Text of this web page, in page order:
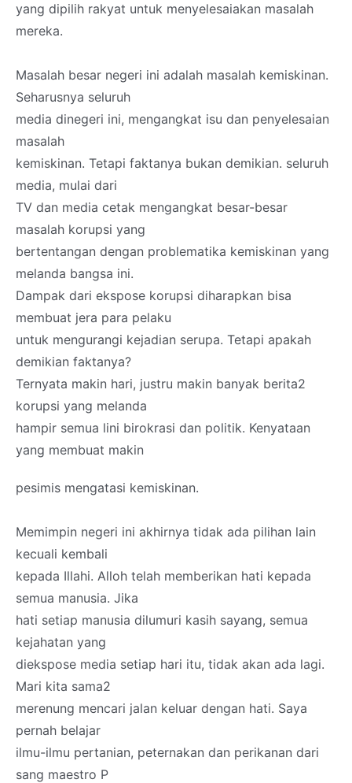
yang dipilih rakyat untuk menyelesaiakan masalah
mereka.
Masalah besar negeri ini adalah masalah kemiskinan.
Seharusnya seluruh
media dinegeri ini, mengangkat isu dan penyelesaian
masalah
kemiskinan. Tetapi faktanya bukan demikian. seluruh
media, mulai dari
TV dan media cetak mengangkat besar-besar
masalah korupsi yang
bertentangan dengan problematika kemiskinan yang
melanda bangsa ini.
Dampak dari ekspose korupsi diharapkan bisa
membuat jera para pelaku
untuk mengurangi kejadian serupa. Tetapi apakah
demikian faktanya?
Ternyata makin hari, justru makin banyak berita2
korupsi yang melanda
hampir semua lini birokrasi dan politik. Kenyataan
yang membuat makin
pesimis mengatasi kemiskinan.
Memimpin negeri ini akhirnya tidak ada pilihan lain
kecuali kembali
kepada Illahi. Alloh telah memberikan hati kepada
semua manusia. Jika
hati setiap manusia dilumuri kasih sayang, semua
kejahatan yang
diekspose media setiap hari itu, tidak akan ada lagi.
Mari kita sama2
merenung mencari jalan keluar dengan hati. Saya
pernah belajar
ilmu-ilmu pertanian, peternakan dan perikanan dari
sang maestro P